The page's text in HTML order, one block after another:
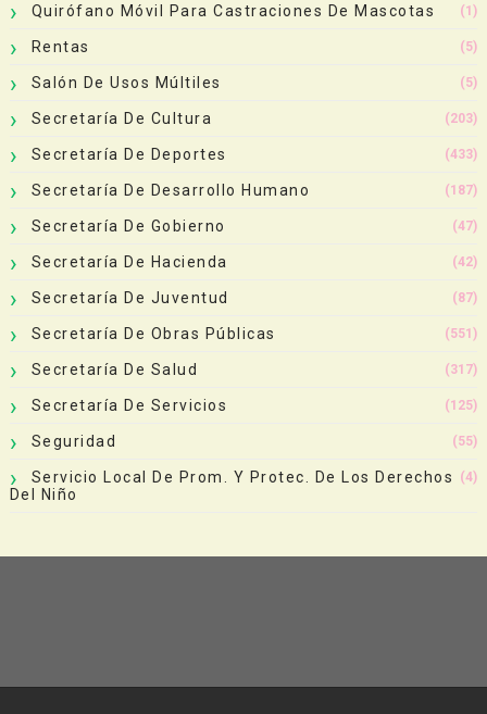
Quirófano Móvil Para Castraciones De Mascotas (1)
Rentas (5)
Salón De Usos Múltiles (5)
Secretaría De Cultura (203)
Secretaría De Deportes (433)
Secretaría De Desarrollo Humano (187)
Secretaría De Gobierno (47)
Secretaría De Hacienda (42)
Secretaría De Juventud (87)
Secretaría De Obras Públicas (551)
Secretaría De Salud (317)
Secretaría De Servicios (125)
Seguridad (55)
Servicio Local De Prom. Y Protec. De Los Derechos
Del Niño
(4)